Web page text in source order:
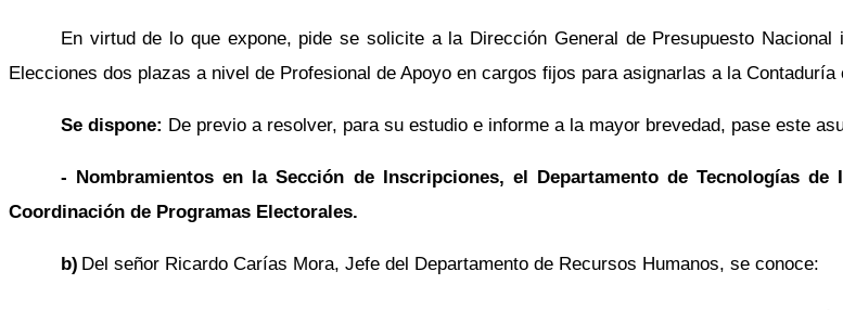
En virtud de lo que expone, pide se solicite a la Dirección General de Presupuesto
Elecciones dos plazas a nivel de Profesional de Apoyo en cargos fijos para asignarlas a la
Se dispone: De previo a resolver, para su estudio e informe a la mayor brevedad, pase este
- Nombramientos en la Sección de Inscripciones, el Departamento de Tecnologías
Coordinación de Programas Electorales.
b) Del señor Ricardo Carías Mora, Jefe del Departamento de Recursos Humanos, se conoce: